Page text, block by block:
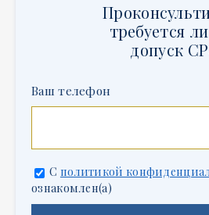
требуется
допуск
Ваш телефон
С политикой
ознакомлен(а)